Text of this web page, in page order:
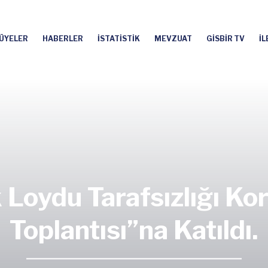
HABERLER İSTATİSTİK MEVZUAT GİSBİR TV
Tarafsızlığı
Toplantısı”na Katıldı.